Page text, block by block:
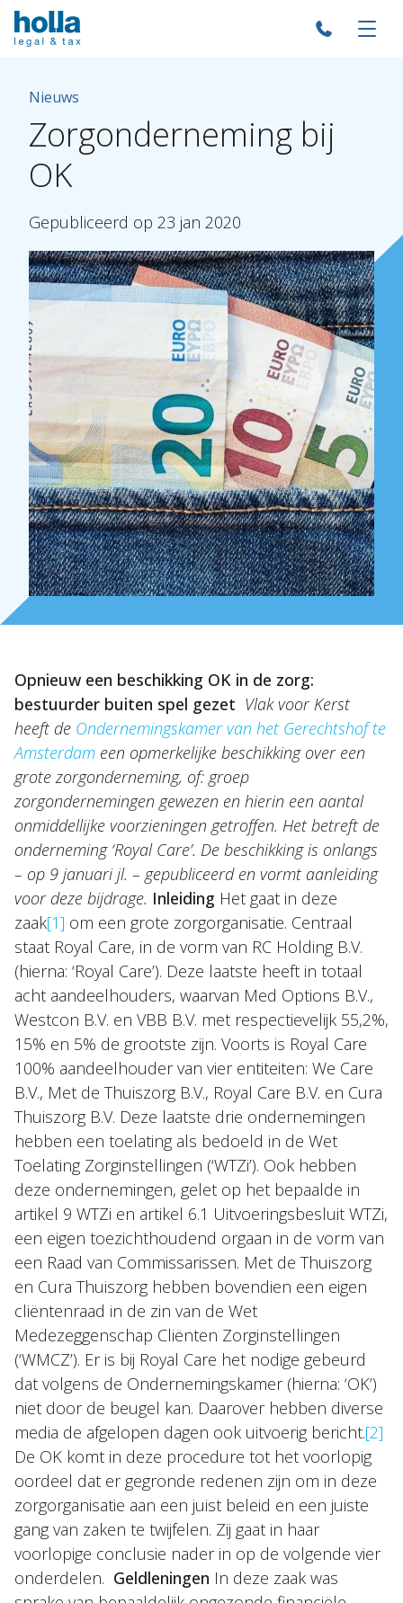
Over Holla
Onze mensen
Expertises
Topics
Internationaal
Nieuws
NL FR
Nieuws
Zorgonderneming bij
OK
Gepubliceerd op 23 jan 2020
Opnieuw een beschikking OK in de zorg:
bestuurder buiten spel gezet Vlak voor Kerst
heeft de Ondernemingskamer van het Gerechtshof te
Amsterdam een opmerkelijke beschikking over een
grote zorgonderneming, of: groep
zorgondernemingen gewezen en hierin een aantal
onmiddellijke voorzieningen getroffen. Het betreft de
onderneming ‘Royal Care’. De beschikking is onlangs
– op 9 januari jl. – gepubliceerd en vormt aanleiding
voor deze bijdrage. Inleiding Het gaat in deze
zaak[1] om een grote zorgorganisatie. Centraal
staat Royal Care, in de vorm van RC Holding B.V.
(hierna: ‘Royal Care’). Deze laatste heeft in totaal
acht aandeelhouders, waarvan Med Options B.V.,
Westcon B.V. en VBB B.V. met respectievelijk 55,2%,
15% en 5% de grootste zijn. Voorts is Royal Care
100% aandeelhouder van vier entiteiten: We Care
B.V., Met de Thuiszorg B.V., Royal Care B.V. en Cura
Thuiszorg B.V. Deze laatste drie ondernemingen
hebben een toelating als bedoeld in de Wet
Toelating Zorginstellingen (‘WTZi’). Ook hebben
deze ondernemingen, gelet op het bepaalde in
artikel 9 WTZi en artikel 6.1 Uitvoeringsbesluit WTZi,
een eigen toezichthoudend orgaan in de vorm van
een Raad van Commissarissen. Met de Thuiszorg
en Cura Thuiszorg hebben bovendien een eigen
cliëntenraad in de zin van de Wet
Medezeggenschap Cliënten Zorginstellingen
(‘WMCZ’). Er is bij Royal Care het nodige gebeurd
dat volgens de Ondernemingskamer (hierna: ‘OK’)
niet door de beugel kan. Daarover hebben diverse
media de afgelopen dagen ook uitvoerig bericht.[2]
De OK komt in deze procedure tot het voorlopig
oordeel dat er gegronde redenen zijn om in deze
zorgorganisatie aan een juist beleid en een juiste
gang van zaken te twijfelen. Zij gaat in haar
voorlopige conclusie nader in op de volgende vier
onderdelen. Geldleningen In deze zaak was